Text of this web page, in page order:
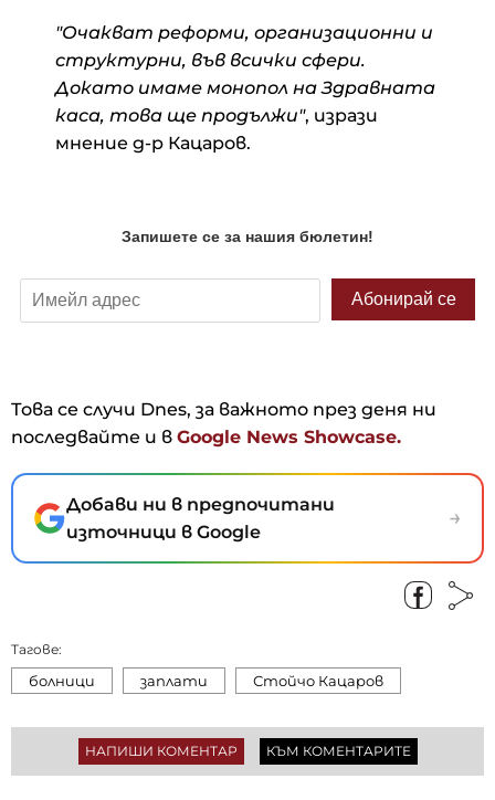
"Очакват реформи, организационни и
структурни, във всички сфери.
Докато имаме монопол на Здравната
каса, това ще продължи", изрази
мнение д-р Кацаров.
Това се случи Dnes, за важното през деня ни
последвайте и в Google News Showcase.
Добави ни в предпочитани
източници в Google
→
Тагове:
болници заплати Стойчо Кацаров
НАПИШИ КОМЕНТАР КЪМ КОМЕНТАРИТЕ